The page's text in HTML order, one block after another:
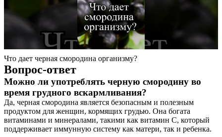
Что дает черная смородина организму?
Вопрос-ответ
Можно ли употреблять черную смородину во
время грудного вскармливания?
Да, черная смородина является безопасным и полезным
продуктом для женщин, кормящих грудью. Она богата
витаминами и минералами, такими как витамин C, который
поддерживает иммунную систему как матери, так и ребенка.